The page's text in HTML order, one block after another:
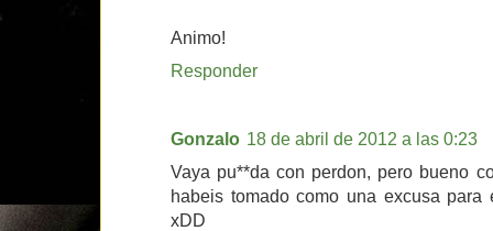
Animo!
Responder
Gonzalo 18 de abril de 2012 a las 0:23
Vaya pu**da con perdon, pero bueno
habeis tomado como una excusa
xDD